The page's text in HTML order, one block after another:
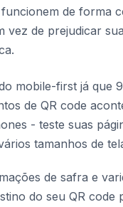
de forma
vez de prejudicar sua
mobile-first já que
de QR code
- teste suas
tamanhos de
de safra e
do seu QR code